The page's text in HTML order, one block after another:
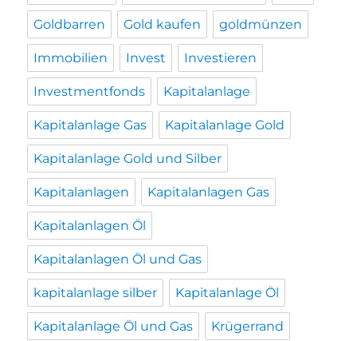
Goldbarren Gold kaufen goldmünzen
Immobilien Invest Investieren
Investmentfonds Kapitalanlage
Kapitalanlage Gas Kapitalanlage Gold
Kapitalanlage Gold und Silber
Kapitalanlagen Kapitalanlagen Gas
Kapitalanlagen Öl
Kapitalanlagen Öl und Gas
kapitalanlage silber Kapitalanlage Öl
Kapitalanlage Öl und Gas Krügerrand